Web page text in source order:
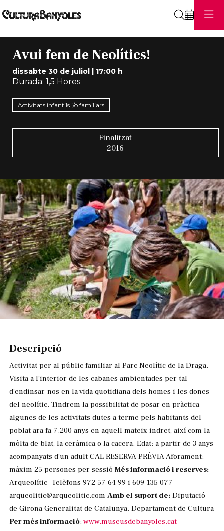
Avui fem de Neolítics!
dissabte 30 de juliol| 17:00 h
Durada: 1,5 Hores
Activitats infantils i/o familiars
Finalitzat
2016
Descripció
Activitat per al públic familiar al Parc Neolític de la Draga.
Visita a l’interior de les cabanes ambientades per tal
d’endinsar-nos en la vida quotidiana dels homes i les dones
del neolític. Tindrem la possibilitat de posar en pràctica
algunes de les activitats dutes a terme pels habitants del
poblat ara fa 7.200 anys en aquell mateix indret, així com la
mòlta de blat, la ceràmica o la cacera. Edat: a partir de 3 anys
acompanyats d’un adult CAL RESERVA PRÈVIA Aforament:
màxim 25 persones per sessió Més informació i reserves:
Arqueolític- Telèfons 972 57 64 99 i 609 135 077
arqueolitic@arqueolitic.com Amb el suport de: Diputació
de Girona Generalitat de Catalunya. Departament de Cultura
Per més informació: www.museusdebanyoles.cat